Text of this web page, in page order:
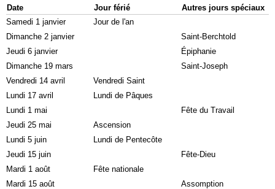
Date Jour férié
Autres jours spéciaux
Samedi 1 janvier
Jour de l'an
Dimanche 2 janvier
Saint-Berchtold
Jeudi 6 janvier
Épiphanie
Dimanche 19 mars
Saint-Joseph
Vendredi 14 avril
Vendredi Saint
Lundi 17 avril
Lundi de Pâques
Lundi 1 mai
Fête du Travail
Jeudi 25 mai
Ascension
Lundi 5 juin
Lundi de Pentecôte
Jeudi 15 juin
Fête-Dieu
Mardi 1 août
Fête nationale
Mardi 15 août
Assomption